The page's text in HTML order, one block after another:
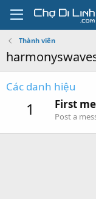
Thành viên
Các danh hiệu
1 First
Post a